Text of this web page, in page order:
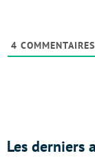
4 COMMENTAIRES
Les derniers